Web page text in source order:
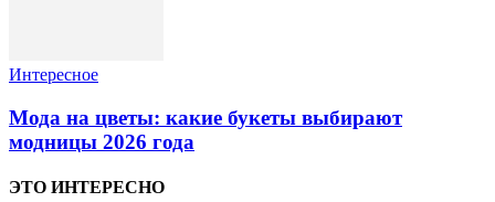
Интересное
Мода на цветы: какие букеты выбирают
модницы 2026 года
ЭТО ИНТЕРЕСНО